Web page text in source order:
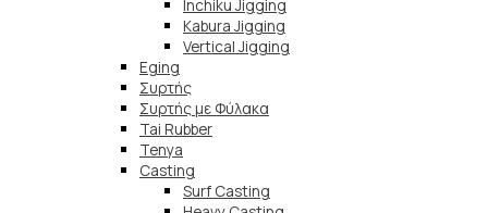
Inchiku Jigging
Kabura Jigging
Vertical Jigging
Eging
Συρτής
Συρτής με Φύλακα
Tai Rubber
Tenya
Casting
Surf Casting